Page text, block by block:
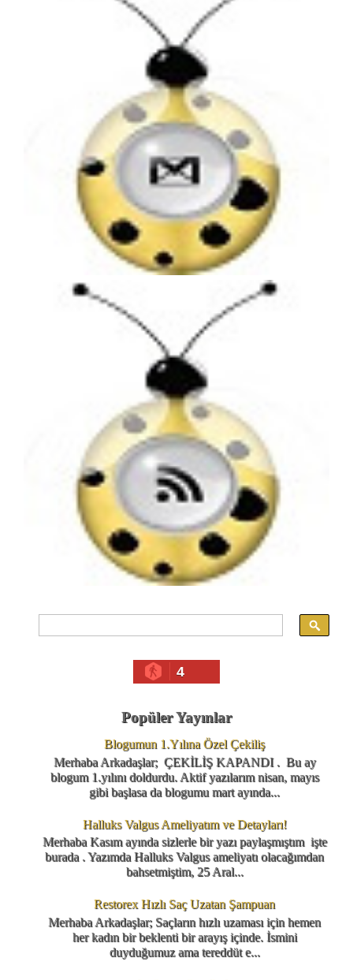
4
Popüler Yayınlar
Blogumun 1.Yılına Özel Çekiliş
Merhaba Arkadaşlar; ÇEKİLİŞ KAPANDI . Bu ay
blogum 1.yılını doldurdu. Aktif yazılarım nisan, mayıs
gibi başlasa da blogumu mart ayında...
Halluks Valgus Ameliyatım ve Detayları!
Merhaba Kasım ayında sizlerle bir yazı paylaşmıştım işte
burada . Yazımda Halluks Valgus ameliyatı olacağımdan
bahsetmiştim, 25 Aral...
Restorex Hızlı Saç Uzatan Şampuan
Merhaba Arkadaşlar; Saçların hızlı uzaması için hemen
her kadın bir beklenti bir arayış içinde. İsmini
duyduğumuz ama tereddüt e...